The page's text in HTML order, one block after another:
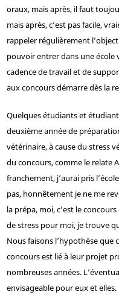
oraux, mais après, il faut
mais après, c’est pas facile,
rappeler régulièrement
pouvoir entrer dans une
cadence de travail et de
aux concours démarre dès la
Quelques étudiants et
deuxième année de
vétérinaire, à cause du stress
du concours, comme le relate
franchement, j’aurai pris
pas, honnêtement je ne me
la prépa, moi, c’est le
de stress pour moi, je trouve
Nous faisons l’hypothèse que
concours est lié à leur projet
nombreuses années.
envisageable pour eux et elles.